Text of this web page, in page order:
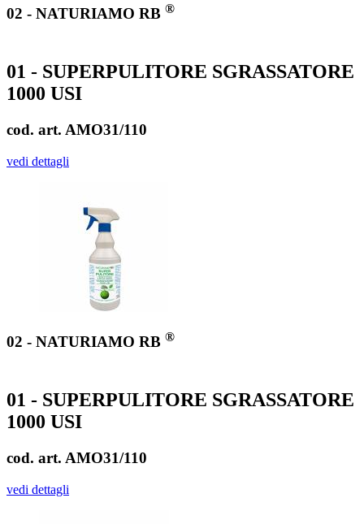
02 - NATURIAMO RB ®
01 - SUPERPULITORE SGRASSATORE
1000 USI
cod. art. AMO31/110
vedi dettagli
02 - NATURIAMO RB ®
01 - SUPERPULITORE SGRASSATORE
1000 USI
cod. art. AMO31/110
vedi dettagli